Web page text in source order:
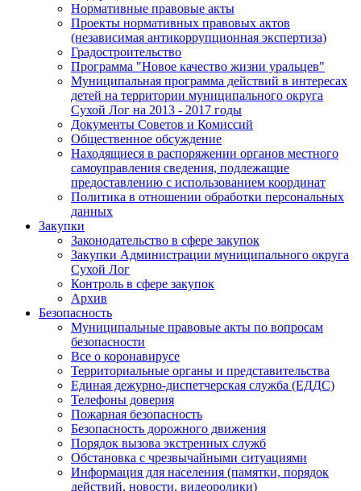
Нормативные правовые акты
Проекты нормативных правовых актов
(независимая антикоррупционная экспертиза)
Градостроительство
Программа "Новое качество жизни уральцев"
Муниципальная программа действий в интересах
детей на территории муниципального округа
Сухой Лог на 2013 - 2017 годы
Документы Советов и Комиссий
Общественное обсуждение
Находящиеся в распоряжении органов местного
самоуправления сведения, подлежащие
предоставлению с использованием координат
Политика в отношении обработки персональных
данных
Закупки
Законодательство в сфере закупок
Закупки Администрации муниципального округа
Сухой Лог
Контроль в сфере закупок
Архив
Безопасность
Муниципальные правовые акты по вопросам
безопасности
Все о коронавирусе
Территориальные органы и представительства
Единая дежурно-диспетчерская служба (ЕДДС)
Телефоны доверия
Пожарная безопасность
Безопасность дорожного движения
Порядок вызова экстренных служб
Обстановка с чрезвычайными ситуациями
Информация для населения (памятки, порядок
действий, новости, видеоролики)